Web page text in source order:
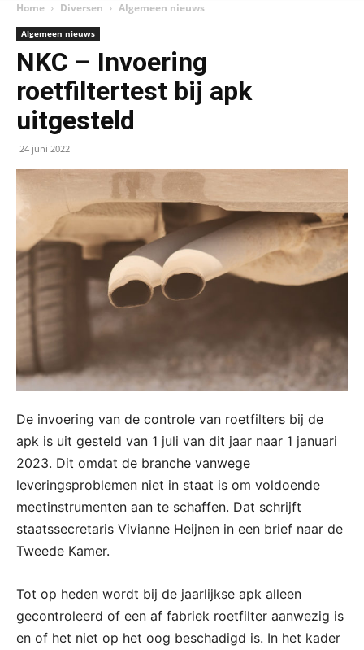
Home Diversen Algemeen nieuws
Algemeen nieuws
NKC – Invoering
roetfiltertest bij apk
uitgesteld
24 juni 2022
De invoering van de controle van roetfilters bij de
apk is uit gesteld van 1 juli van dit jaar naar 1 januari
2023. Dit omdat de branche vanwege
leveringsproblemen niet in staat is om voldoende
meetinstrumenten aan te schaffen. Dat schrijft
staatssecretaris Vivianne Heijnen in een brief naar de
Tweede Kamer.
Tot op heden wordt bij de jaarlijkse apk alleen
gecontroleerd of een af fabriek roetfilter aanwezig is
en of het niet op het oog beschadigd is. In het kader